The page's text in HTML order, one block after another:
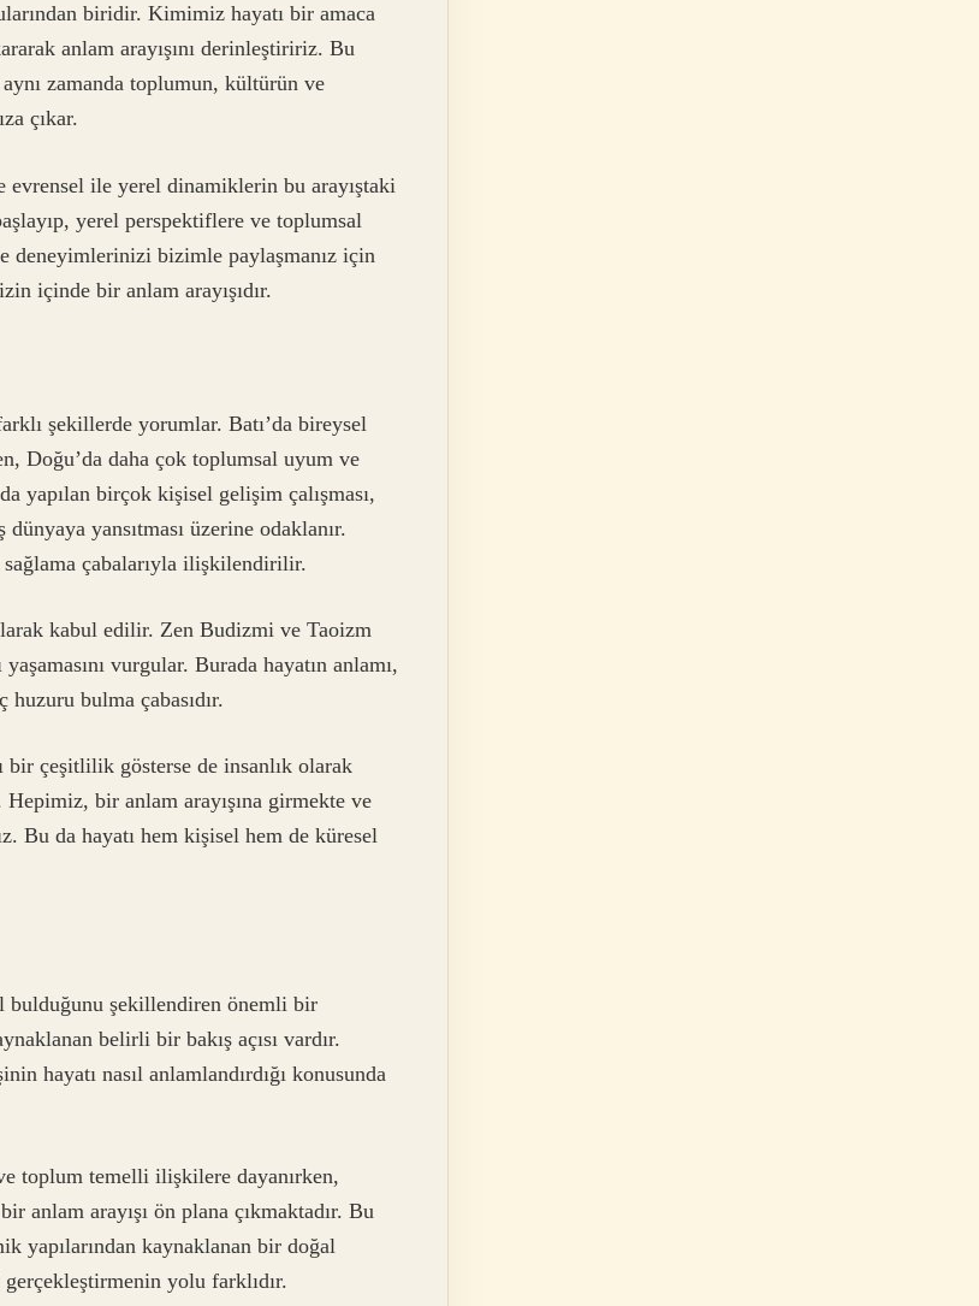
biridir. Kimimiz hayatı bir amaca
anlam arayışını derinleştiririz. Bu
zamanda toplumun, kültürün ve
çıkar.
evrensel ile yerel dinamiklerin bu arayıştaki
yerel perspektiflere ve toplumsal
deneyimlerinizi bizimle paylaşmanız için
içinde bir anlam arayışıdır.
şekillerde yorumlar. Batı’da bireysel
Doğu’da daha çok toplumsal uyum ve
yapılan birçok kişisel gelişim çalışması,
yansıtması üzerine odaklanır.
sağlama çabalarıyla ilişkilendirilir.
kabul edilir. Zen Budizmi ve Taoizm
vurgular. Burada hayatın anlamı,
bulma çabasıdır.
bir çeşitlilik gösterse de insanlık olarak
Hepimiz, bir anlam arayışına girmekte ve
Bu da hayatı hem kişisel hem de küresel
bulduğunu şekillendiren önemli bir
belirli bir bakış açısı vardır.
hayatı nasıl anlamlandırdığı konusunda
toplum temelli ilişkilere dayanırken,
anlam arayışı ön plana çıkmaktadır. Bu
yapılarından kaynaklanan bir doğal
yolu farklıdır.